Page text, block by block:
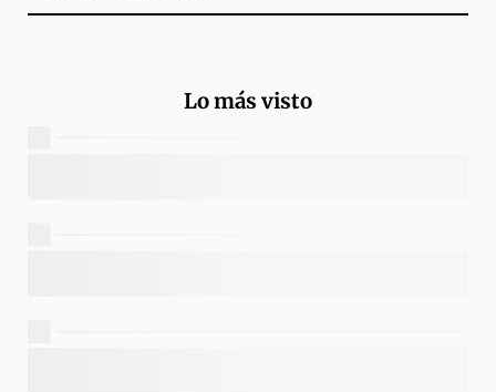
Lo más visto